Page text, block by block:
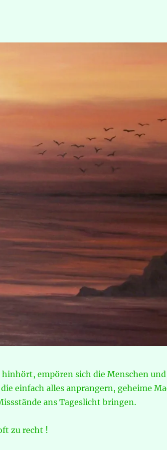
empören sich die Menschen
einfach alles anprangern, geheime
ans Tageslicht bringen.
zu recht !